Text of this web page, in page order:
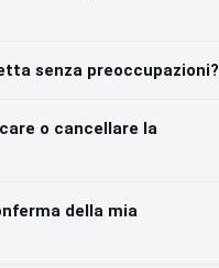
senza preoccupazioni?
o cancellare la
della mia